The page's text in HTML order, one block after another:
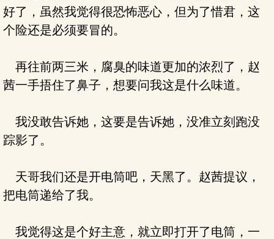
好了，虽然我觉得很恐怖恶心，但为了惜君，这
个险还是必须要冒的。
再往前两三米，腐臭的味道更加的浓烈了，赵
茜一手捂住了鼻子，想要问我这是什么味道。
我没敢告诉她，这要是告诉她，没准立刻跑没
踪影了。
天哥我们还是开电筒吧，天黑了。赵茜提议，
把电筒递给了我。
我觉得这是个好主意，就立即打开了电筒，一